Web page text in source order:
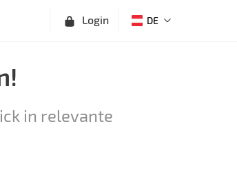
Login DE
in relevante